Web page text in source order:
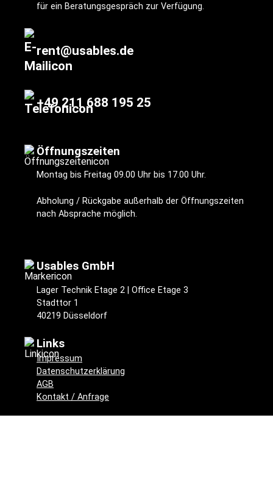
für ein Beratungsgespräch zur Verfügung.
rent@usables.de
+49 211 688 195 25
Öffnungszeiten
Montag bis Freitag 09.00 Uhr bis 17.00 Uhr.
Abholung / Rückgabe außerhalb der Öffnungszeiten
nach Absprache möglich.
Usables GmbH
Lager Technik Etage 2 | Office Etage 3
Stadttor 1
40219 Düsseldorf
Links
Impressum
Datenschutzerklärung
AGB
Kontakt / Anfrage